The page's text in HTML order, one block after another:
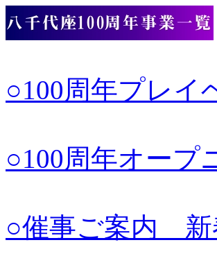
○100周年プレイ
○100周年オープ
○催事ご案内 新